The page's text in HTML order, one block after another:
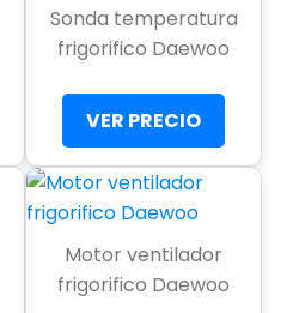
Sonda temperatura
frigorifico Daewoo
VER PRECIO
Motor ventilador
frigorifico Daewoo